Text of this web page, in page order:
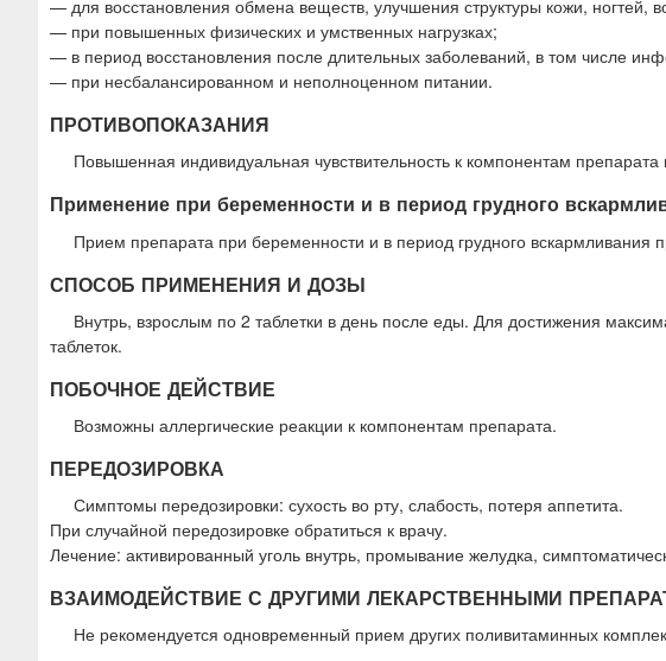
— для восстановления обмена веществ, улучшения структуры кожи, ногтей,
— при повышенных физических и умственных нагрузках;
— в период восстановления после длительных заболеваний, в том числе
— при несбалансированном и неполноценном питании.
ПРОТИВОПОКАЗАНИЯ
Повышенная индивидуальная чувствительность к компонентам препарата
Применение при беременности и в период грудного
Прием препарата при беременности и в период грудного вскармливания
СПОСОБ ПРИМЕНЕНИЯ И ДОЗЫ
Внутрь, взрослым по 2 таблетки в день после еды. Для достижения
таблеток.
ПОБОЧНОЕ ДЕЙСТВИЕ
Возможны аллергические реакции к компонентам препарата.
ПЕРЕДОЗИРОВКА
Симптомы передозировки: сухость во рту, слабость, потеря аппетита.
При случайной передозировке обратиться к врачу.
Лечение: активированный уголь внутрь, промывание желудка,
ВЗАИМОДЕЙСТВИЕ С ДРУГИМИ ЛЕКАРСТВЕННЫМИ
Не рекомендуется одновременный прием других поливитаминных